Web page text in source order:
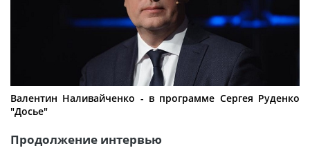
Валентин Наливайченко - в программе Сергея Руденко
"Досье"
Продолжение интервью